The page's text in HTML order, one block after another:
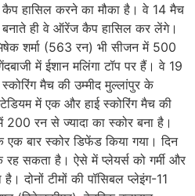
हासिल करने का मौका है। वे 14 मैच
ही वे ऑरेंज कैप हासिल कर लेंगे।
शर्मा (563 रन) भी सीजन में 500
में ईशान मलिंगा टॉप पर हैं। वे 19
मैच की उम्मीद मुल्लांपुर के
में एक और हाई स्कोरिंग मैच की
200 रन से ज्यादा का स्कोर बना है।
बार स्कोर डिफेंड किया गया। दिन
सकता है। ऐसे में प्लेयर्स को गर्मी और
दोनों टीमों की पॉसिबल प्लेइंग-11